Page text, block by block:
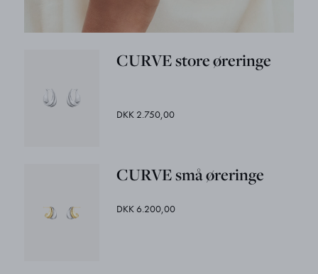
CURVE store øreringe
DKK 2.750,00
CURVE små øreringe
DKK 6.200,00